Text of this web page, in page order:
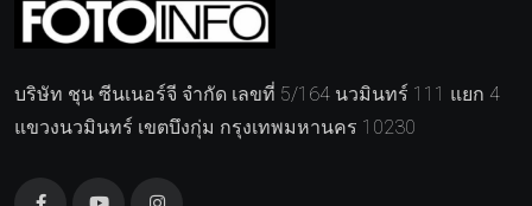
บริษัท ชุน ซีนเนอร์จี จำกัด เลขที่ 5/164 นวมินทร์ 111 แยก 4
แขวงนวมินทร์ เขตบึงกุ่ม กรุงเทพมหานคร 10230